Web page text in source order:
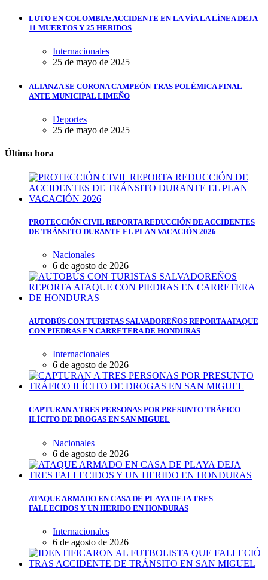
LUTO EN COLOMBIA: ACCIDENTE EN LA VÍA LA LÍNEA DEJA
11 MUERTOS Y 25 HERIDOS
Internacionales
25 de mayo de 2025
ALIANZA SE CORONA CAMPEÓN TRAS POLÉMICA FINAL
ANTE MUNICIPAL LIMEÑO
Deportes
25 de mayo de 2025
Última hora
PROTECCIÓN CIVIL REPORTA REDUCCIÓN DE ACCIDENTES
DE TRÁNSITO DURANTE EL PLAN VACACIÓN 2026
Nacionales
6 de agosto de 2026
AUTOBÚS CON TURISTAS SALVADOREÑOS REPORTA ATAQUE
CON PIEDRAS EN CARRETERA DE HONDURAS
Internacionales
6 de agosto de 2026
CAPTURAN A TRES PERSONAS POR PRESUNTO TRÁFICO
ILÍCITO DE DROGAS EN SAN MIGUEL
Nacionales
6 de agosto de 2026
ATAQUE ARMADO EN CASA DE PLAYA DEJA TRES
FALLECIDOS Y UN HERIDO EN HONDURAS
Internacionales
6 de agosto de 2026